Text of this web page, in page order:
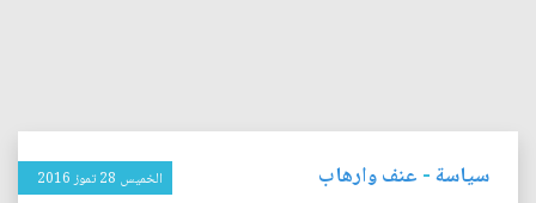
سياسة- عنف وارهاب الخميس 28 تموز 2016